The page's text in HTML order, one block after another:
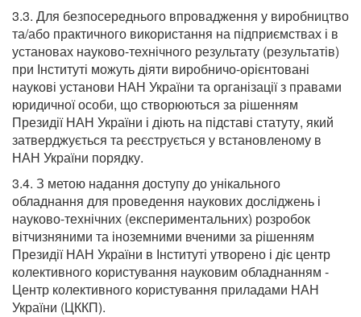
3.3. Для безпосереднього впровадження у виробництво
та/або практичного використання на підприємствах і в
установах науково-технічного результату (результатів)
при Інституті можуть діяти виробничо-орієнтовані
наукові установи НАН України та організації з правами
юридичної особи, що створюються за рішенням
Президії НАН України і діють на підставі статуту, який
затверджується та реєструється у встановленому в
НАН України порядку.
3.4. З метою надання доступу до унікального
обладнання для проведення наукових досліджень і
науково-технічних (експериментальних) розробок
вітчизняними та іноземними вченими за рішенням
Президії НАН України в Інституті утворено і діє центр
колективного користування науковим обладнанням ‑
Центр колективного користування приладами НАН
України (ЦККП).